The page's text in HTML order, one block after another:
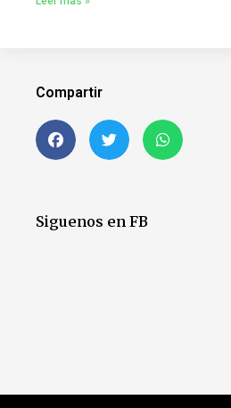
Compartir
Siguenos en FB